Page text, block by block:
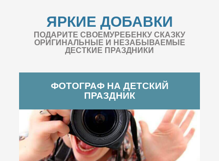
ЯРКИЕ ДОБАВКИ
ПОДАРИТЕ СВОЕМУРЕБЕНКУ СКАЗКУ
ОРИГИНАЛЬНЫЕ И НЕЗАБЫВАЕМЫЕ
ДЕСТКИЕ ПРАЗДНИКИ
ФОТОГРАФ НА ДЕТСКИЙ
ПРАЗДНИК